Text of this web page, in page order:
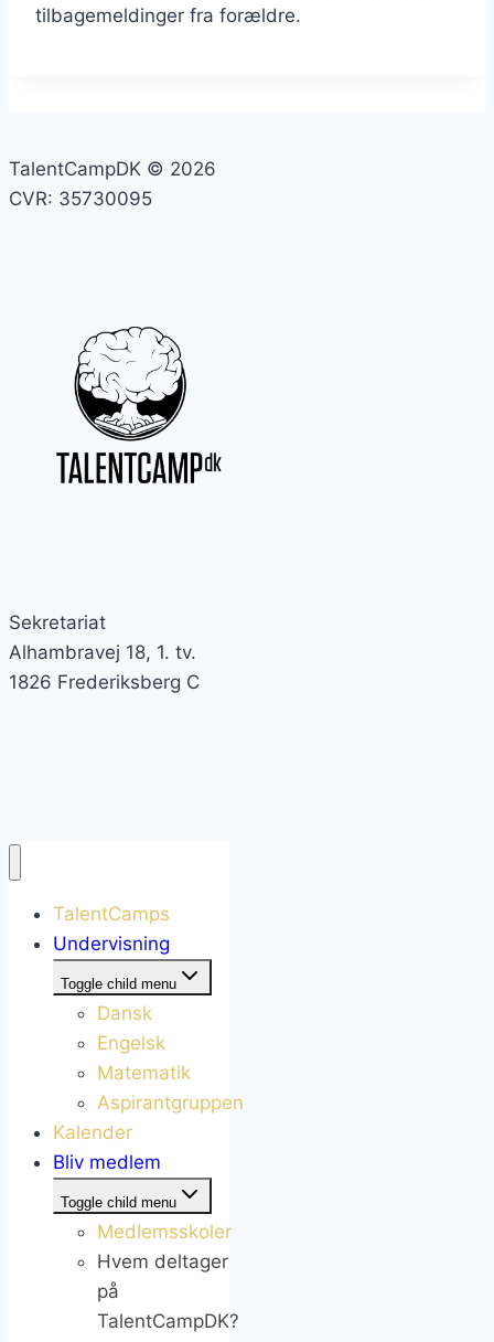
tilbagemeldinger fra forældre.
TalentCampDK © 2026
CVR: 35730095
Sekretariat
Alhambravej 18, 1. tv.
1826 Frederiksberg C
TalentCamps
Undervisning
Toggle child menu
Dansk
Engelsk
Matematik
Aspirantgruppen
Kalender
Bliv medlem
Toggle child menu
Medlemsskoler
Hvem deltager
på
TalentCampDK?